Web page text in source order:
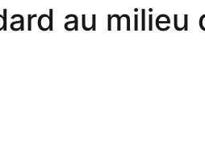
au milieu